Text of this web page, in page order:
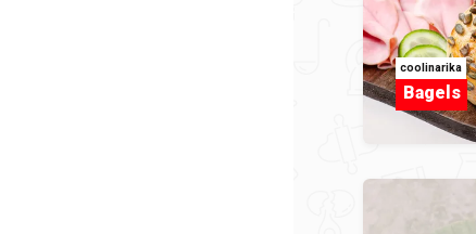
coolinarika
Bagels